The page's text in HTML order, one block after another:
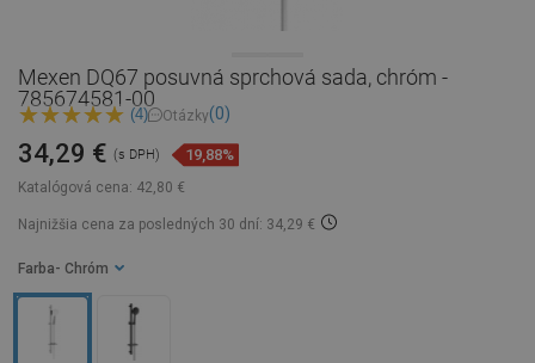
Mexen DQ67 posuvná sprchová sada, chróm -
785674581-00
(4) Otázky(0)
Katalógová cena: 42,80 €
34,29 € (s DPH) 19,88%
Najnižšia cena za posledných 30 dní: 34,29 €
Farba - Chróm